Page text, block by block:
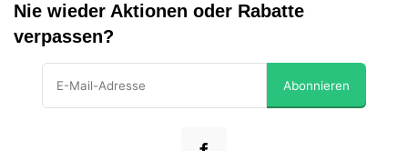
Nie wieder Aktionen oder Rabatte
verpassen?
Abonnieren